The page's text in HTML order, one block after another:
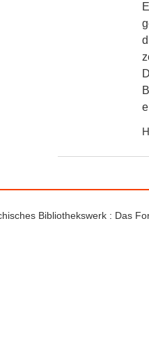
Bibliothekswerk : Das